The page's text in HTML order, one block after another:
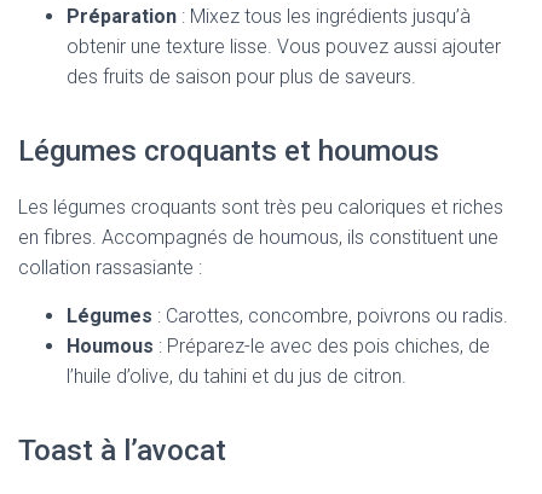
Préparation : Mixez tous les ingrédients jusqu’à
obtenir une texture lisse. Vous pouvez aussi ajouter
des fruits de saison pour plus de saveurs.
Légumes croquants et houmous
Les légumes croquants sont très peu caloriques et riches
en fibres. Accompagnés de houmous, ils constituent une
collation rassasiante :
Légumes : Carottes, concombre, poivrons ou radis.
Houmous : Préparez-le avec des pois chiches, de
l’huile d’olive, du tahini et du jus de citron.
Toast à l’avocat